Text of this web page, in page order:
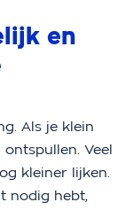
en
Als je klein
Veel
kleiner lijken.
nodig hebt,